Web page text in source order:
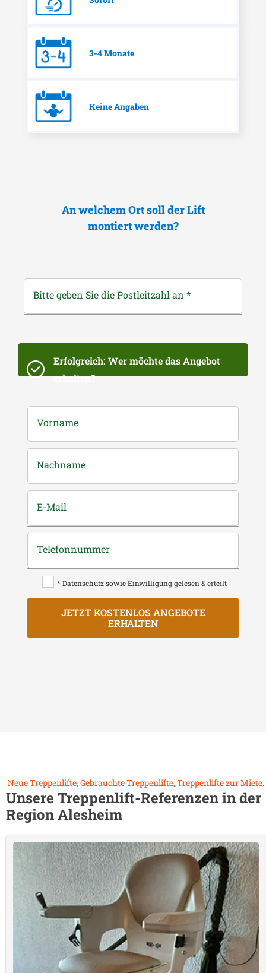
3-4 Monate
Keine Angaben
An welchem Ort soll der Lift
montiert werden?
Bitte geben Sie die Postleitzahl an *
Erfolgreich: Wer möchte das Angebot
erhalten?
Vorname
Nachname
E-Mail
Telefonnummer
* Datenschutz sowie Einwilligung gelesen & erteilt
JETZT KOSTENLOS ANGEBOTE
ERHALTEN
Neue Treppenlifte, Gebrauchte Treppenlifte, Treppenlifte zur Miete.
Unsere Treppenlift-Referenzen in der
RegionAlesheim